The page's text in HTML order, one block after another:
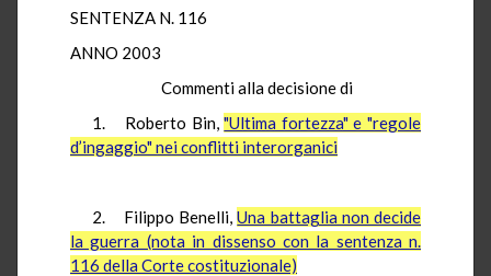
SENTENZA N. 116
ANNO 2003
Commenti alla decisione di
1. Roberto Bin,"Ultima fortezza" e "regole
d’ingaggio" nei conflitti interorganici
2. Filippo Benelli,Una battaglia non decide
la guerra (nota in dissenso con la sentenza n.
116 della Corte costituzionale)